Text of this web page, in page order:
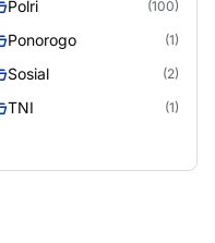
Polri (100)
Ponorogo (1)
Sosial (2)
TNI (1)